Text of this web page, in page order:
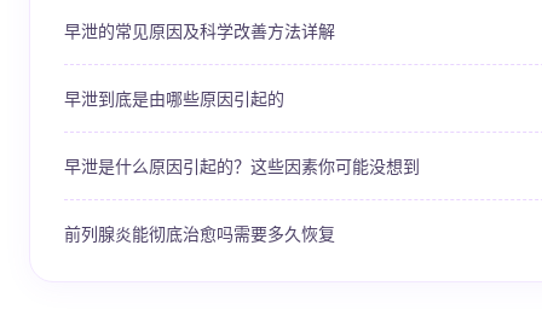
早泄的常见原因及科学改善方法详解
早泄到底是由哪些原因引起的
早泄是什么原因引起的？这些因素你可能没想到
前列腺炎能彻底治愈吗需要多久恢复